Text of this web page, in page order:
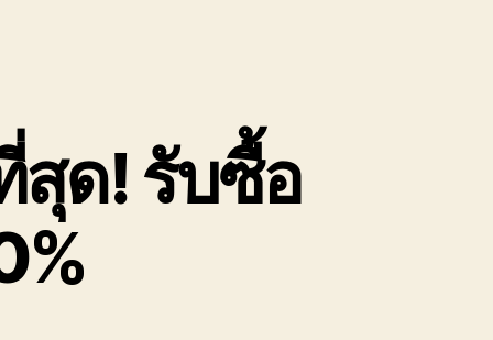
สุด! รับซื้อ